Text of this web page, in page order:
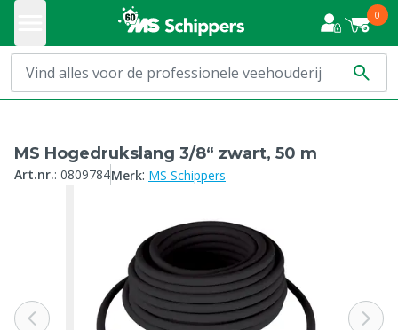
0
MS Hogedrukslang 3/8“ zwart, 50 m
Art.nr.: 0809784Merk: MS Schippers